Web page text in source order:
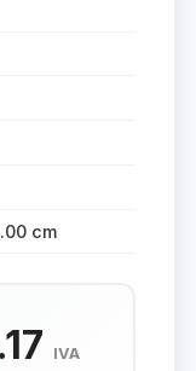
cm
IVA